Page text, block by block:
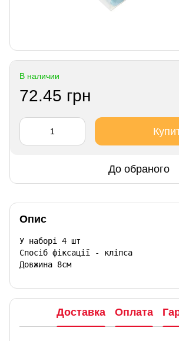
В наличии
72.45 грн
До обраного
Опис
У наборі 4 шт
Спосіб фіксації - кліпса
Довжина 8см
Доставка Оплата